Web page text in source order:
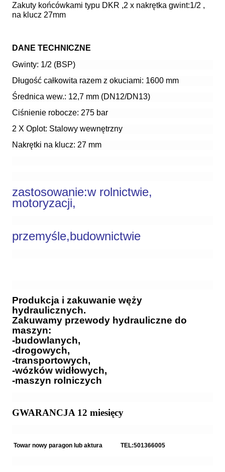
Zakuty końcówkami typu DKR ,2 x nakrętka gwint:1/2 ,
na klucz 27mm
DANE TECHNICZNE
Gwinty: 1/2 (BSP)
Długość całkowita razem z okuciami: 1600 mm
Średnica wew.: 12,7 mm (DN12/DN13)
Ciśnienie robocze: 275 bar
2 X Oplot: Stalowy wewnętrzny
Nakrętki na klucz: 27 mm
zastosowanie:w rolnictwie,
motoryzacji,
przemyśle,budownictwie
Produkcja i zakuwanie węży
hydraulicznych.
Zakuwamy przewody hydrauliczne do
maszyn:
-budowlanych,
-drogowych,
-transportowych,
-wózków widłowych,
-maszyn rolniczych
GWARANCJA 12 miesięcy
Towar nowy paragon lub aktura TEL:501366005